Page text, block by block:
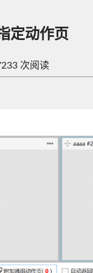
定动作页
次阅读